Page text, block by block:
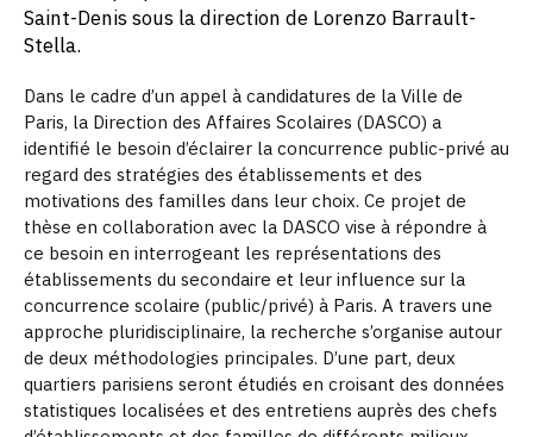
Saint-Denis sous la direction de Lorenzo Barrault-
Stella.
Dans le cadre d’un appel à candidatures de la Ville de
Paris, la Direction des Affaires Scolaires (DASCO) a
identifié le besoin d’éclairer la concurrence public-privé au
regard des stratégies des établissements et des
motivations des familles dans leur choix. Ce projet de
thèse en collaboration avec la DASCO vise à répondre à
ce besoin en interrogeant les représentations des
établissements du secondaire et leur influence sur la
concurrence scolaire (public/privé) à Paris. A travers une
approche pluridisciplinaire, la recherche s’organise autour
de deux méthodologies principales. D’une part, deux
quartiers parisiens seront étudiés en croisant des données
statistiques localisées et des entretiens auprès des chefs